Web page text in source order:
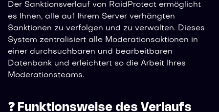
Der Sanktionsverlauf von RaidProtect ermöglicht
es Ihnen, alle auf Ihrem Server verhängten
Sanktionen zu verfolgen und zu verwalten. Dieses
System zentralisiert alle Moderationsaktionen in
einer durchsuchbaren und bearbeitbaren
Datenbank und erleichtert so die Arbeit Ihres
Moderationsteams.
❓ Funktionsweise des Verlaufs